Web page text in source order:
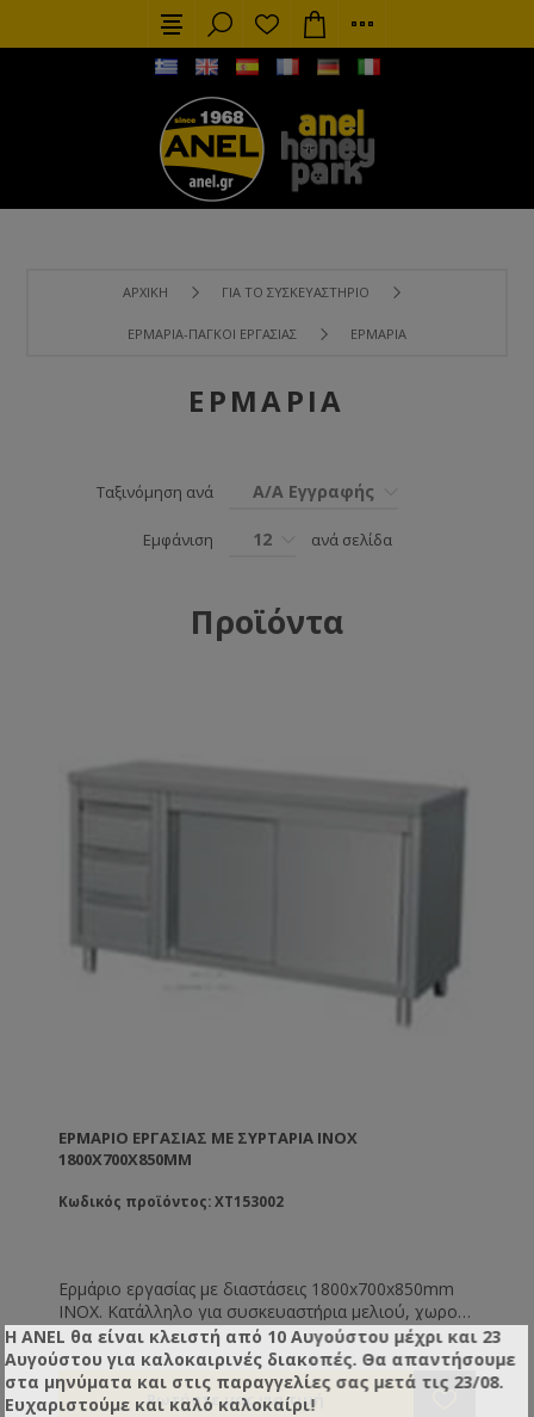
ΑΡΧΙΚΉ ΓΙΑ ΤΟ ΣΥΣΚΕΥΑΣΤΉΡΙΟ
ΕΡΜΆΡΙΑ-ΠΆΓΚΟΙ ΕΡΓΑΣΊΑΣ ΕΡΜΆΡΙΑ
ΕΡΜΆΡΙΑ
Ταξινόμηση ανά Α/Α Εγγραφής
Εμφάνιση 12 ανά σελίδα
Προϊόντα
ΕΡΜΆΡΙΟ ΕΡΓΑΣΊΑΣ ΜΕ ΣΥΡΤΑΡΙΑ ΙΝΟΧ
1800X700X850MM
Κωδικός προϊόντος: XT153002
Ερμάριο εργασίας με διαστάσεις 1800x700x850mm
ΙΝΟΧ. Κατάλληλο για συσκευαστήρια μελιού, χωρούς
ζαχαροπλαστικής, εστίασης κτλ. Με 3 συρτάρια και 2
συρώμενες πόρτες για την αποθήκευση του
εξοπλισμού. Για έναν τακτοποιημένο χώρο
παραγωγής!
Η ANEL θα είναι κλειστή από 10 Αυγούστου μέχρι και 23
Αυγούστου για καλοκαιρινές διακοπές. Θα απαντήσουμε
στα μηνύματα και στις παραγγελίες σας μετά τις 23/08.
Ευχαριστούμε και καλό καλοκαίρι!